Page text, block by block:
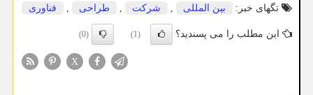
تگهای خبر:
بین المللی , شركت , طراحی , فناوری
این مطلب را می پسندید؟ (1)
(0)
X